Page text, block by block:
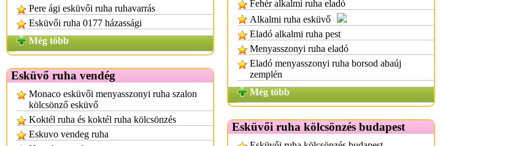
Pere ági esküvői ruha ruhavarrás
Esküvői ruha 0177 házassági
Még több
Esküvő ruha vendég
Monaco esküvői menyasszonyi ruha szalon
kölcsönző esküvő
Koktél ruha és koktél ruha kölcsönzés
Eskuvo vendeg ruha
Fehér alkalmi ruha eladó
Alkalmi ruha esküvő
Eladó alkalmi ruha pest
Menyasszonyi ruha eladó
Eladó menyasszonyi ruha borsod abaúj
zemplén
Még több
Esküvői ruha kölcsönzés budapest